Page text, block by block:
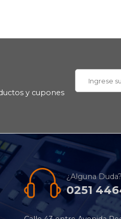
y cupones
¿Alguna Duda?
0251